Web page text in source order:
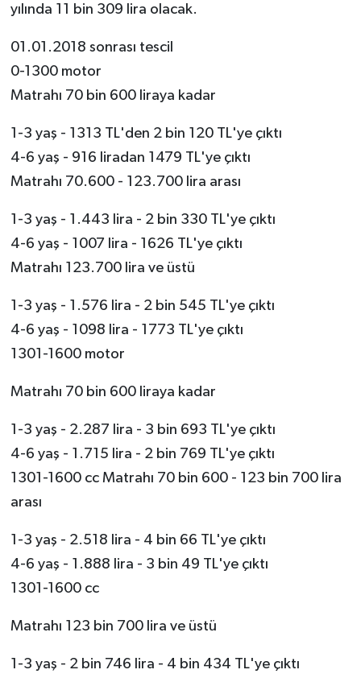
yılında 11 bin 309 lira olacak.
01.01.2018 sonrası tescil
0-1300 motor
Matrahı 70 bin 600 liraya kadar
1-3 yaş - 1313 TL'den 2 bin 120 TL'ye çıktı
4-6 yaş - 916 liradan 1479 TL'ye çıktı
Matrahı 70.600 - 123.700 lira arası
1-3 yaş - 1.443 lira - 2 bin 330 TL'ye çıktı
4-6 yaş - 1007 lira - 1626 TL'ye çıktı
Matrahı 123.700 lira ve üstü
1-3 yaş - 1.576 lira - 2 bin 545 TL'ye çıktı
4-6 yaş - 1098 lira - 1773 TL'ye çıktı
1301-1600 motor
Matrahı 70 bin 600 liraya kadar
1-3 yaş - 2.287 lira - 3 bin 693 TL'ye çıktı
4-6 yaş - 1.715 lira - 2 bin 769 TL'ye çıktı
1301-1600 cc Matrahı 70 bin 600 - 123 bin 700 lira
arası
1-3 yaş - 2.518 lira - 4 bin 66 TL'ye çıktı
4-6 yaş - 1.888 lira - 3 bin 49 TL'ye çıktı
1301-1600 cc
Matrahı 123 bin 700 lira ve üstü
1-3 yaş - 2 bin 746 lira - 4 bin 434 TL'ye çıktı